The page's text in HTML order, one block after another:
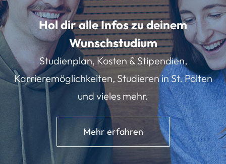
Hol dir alle Infos zu deinem
Wunschstudium
Studienplan, Kosten & Stipendien,
Karrieremöglichkeiten, Studieren in St. Pölten
und vieles mehr.
Mehr erfahren